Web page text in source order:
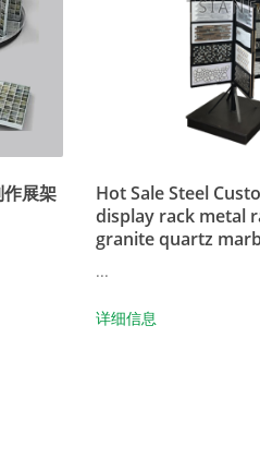
展架
Hot Sale Steel
display rack metal
granite quartz
...
详细信息